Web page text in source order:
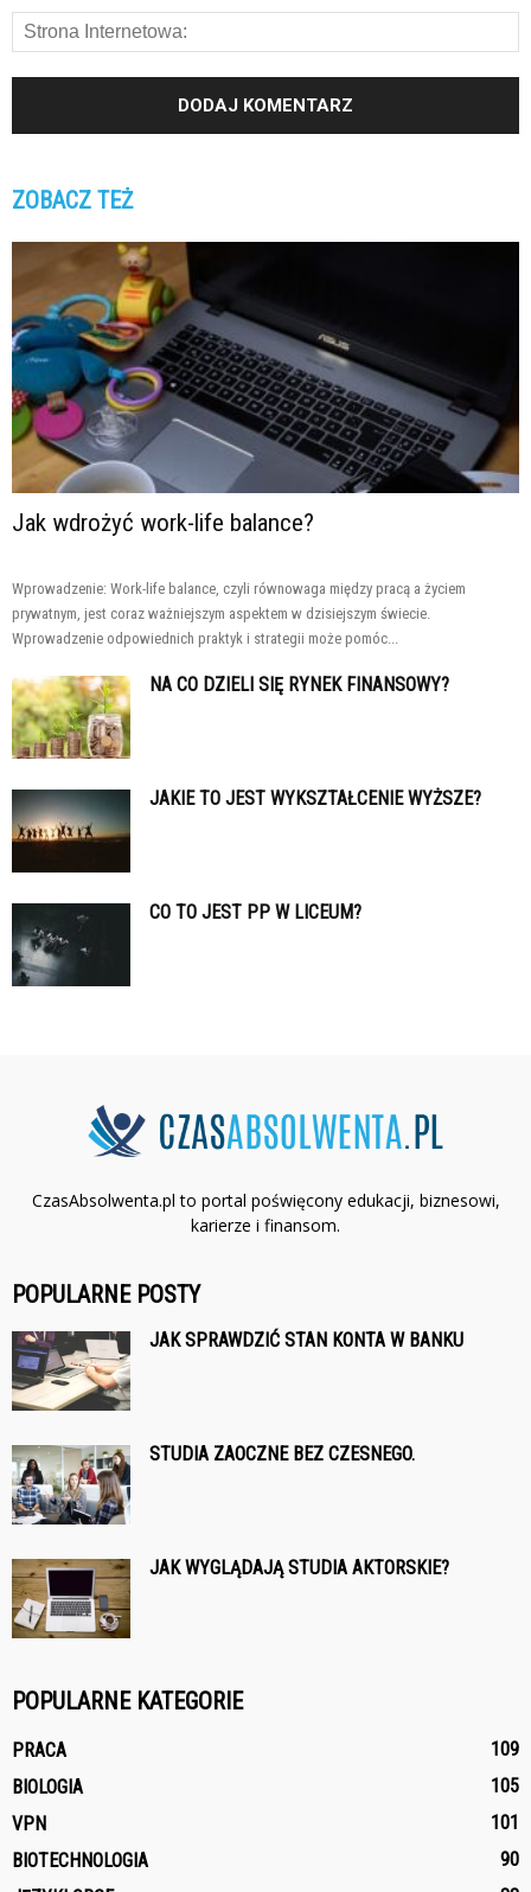
ZOBACZ TEŻ
Jak wdrożyć work-life balance?
Wprowadzenie: Work-life balance, czyli równowaga między pracą a życiem
prywatnym, jest coraz ważniejszym aspektem w dzisiejszym świecie.
Wprowadzenie odpowiednich praktyk i strategii może pomóc...
NA CO DZIELI SIĘ RYNEK FINANSOWY?
JAKIE TO JEST WYKSZTAŁCENIE WYŻSZE?
CO TO JEST PP W LICEUM?
CzasAbsolwenta.pl to portal poświęcony edukacji, biznesowi,
karierze i finansom.
POPULARNE POSTY
JAK SPRAWDZIĆ STAN KONTA W BANKU
STUDIA ZAOCZNE BEZ CZESNEGO.
JAK WYGLĄDAJĄ STUDIA AKTORSKIE?
POPULARNE KATEGORIE
PRACA
109
BIOLOGIA
105
VPN
101
BIOTECHNOLOGIA
90